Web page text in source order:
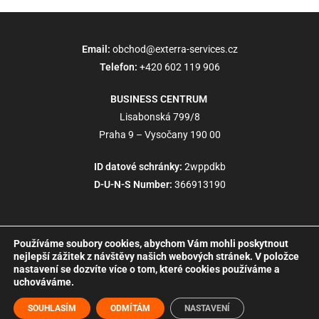
Email: obchod@exterra-services.cz
Telefon: +420 602 119 906
BUSINESS CENTRUM
Lisabonská 799/8
Praha 9 – Vysočany 190 00
ID datové schránky: 2wppdkb
D-U-N-S Number: 366913190
© 2010 - 2026 exTerra Services s.r.o.
Používáme soubory cookies, abychom Vám mohli poskytnout
nejlepší zážitek z návštěvy našich webových stránek. V položce
nastavení se dozvíte více o tom, které cookies používáme a
uchováváme.
SOUHLASÍM ODMÍTÁM NASTAVENÍ